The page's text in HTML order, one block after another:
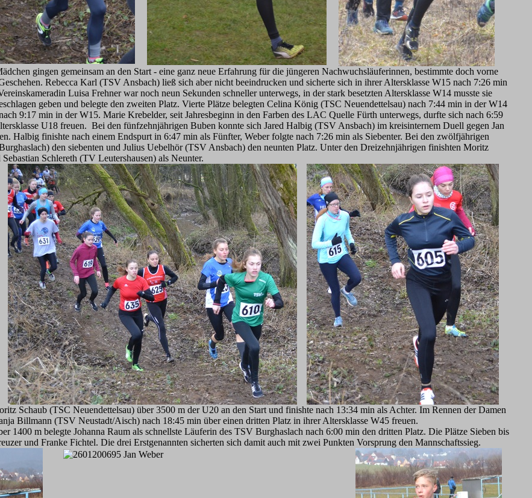
gingen gemeinsam an den Start - eine ganz neue Erfahrung für die jüngeren Nachwuchsläuferinnen, bestimmte doch vorne
Rebecca Karl (TSV Ansbach) ließ sich aber nicht beeindrucken und sicherte sich in ihrer Altersklasse W15 nach 7:26 min
Luisa Frehner war noch neun Sekunden schneller unterwegs, in der stark besetzten Altersklasse W14 musste sie
geben und belegte den zweiten Platz. Vierte Plätze belegten Celina König (TSC Neuendettelsau) nach 7:44 min in der W14
9:17 min in der W15. Marie Krebelder, seit Jahresbeginn in den Farben des LAC Quelle Fürth unterwegs, durfte sich nach 6:59
U18 freuen. Bei den fünfzehnjährigen Buben konnte sich Jared Halbig (TSV Ansbach) im kreisinternem Duell gegen Jan
Halbig finishte nach einem Endspurt in 6:47 min als Fünfter, Weber folgte nach 7:26 min als Siebenter. Bei den zwölfjährigen
den siebenten und Julius Uebelhör (TSV Ansbach) den neunten Platz. Unter den Dreizehnjährigen finishten Moritz
Schlereth (TV Leutershausen) als Neunter.
Schaub (TSC Neuendettelsau) über 3500 m der U20 an den Start und finishte nach 13:34 min als Achter. Im Rennen der Damen
Billmann (TSV Neustadt/Aisch) nach 18:45 min über einen dritten Platz in ihrer Altersklasse W45 freuen.
1400 m belegte Johanna Raum als schnellste Läuferin des TSV Burghaslach nach 6:00 min den dritten Platz. Die Plätze Sieben bis
und Franke Fichtel. Die drei Erstgenannten sicherten sich damit auch mit zwei Punkten Vorsprung den Mannschaftssieg.